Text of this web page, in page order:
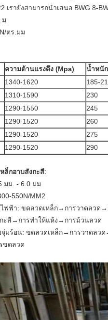
เรายังสามารถนำเสนอ BWG 8-
ม
ตร.มม
ความต้านแรงดึง (Mpa)
น้ำหนั
1340-1620
185-
1310-1590
230
1290-1550
245
1290-1520
260
1290-1520
275
1290-1520 290
ล็กอาบสังกะสี:
มม. - 6.0 มม
550N/MM2
ไฟฟ้า: ขดลวดเหล็ก→การวาดลว
สี→การทำให้แห้ง→การม้วนลวด
จุ่มร้อน: ขดลวดเหล็ก→การวาดล
ขดลวด